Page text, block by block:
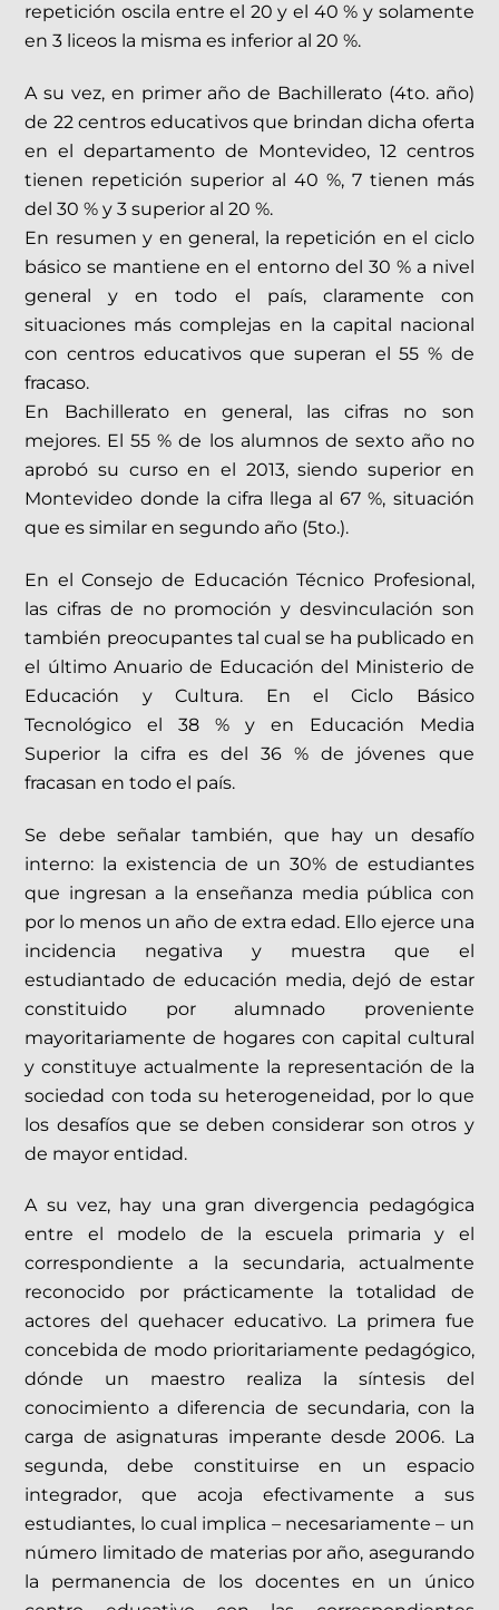
repetición oscila entre el 20 y el 40 % y solamente
en 3 liceos la misma es inferior al 20 %.
A su vez, en primer año de Bachillerato (4to. año)
de 22 centros educativos que brindan dicha oferta
en el departamento de Montevideo, 12 centros
tienen repetición superior al 40 %, 7 tienen más
del 30 % y 3 superior al 20 %.
En resumen y en general, la repetición en el ciclo
básico se mantiene en el entorno del 30 % a nivel
general y en todo el país, claramente con
situaciones más complejas en la capital nacional
con centros educativos que superan el 55 % de
fracaso.
En Bachillerato en general, las cifras no son
mejores. El 55 % de los alumnos de sexto año no
aprobó su curso en el 2013, siendo superior en
Montevideo donde la cifra llega al 67 %, situación
que es similar en segundo año (5to.).
En el Consejo de Educación Técnico Profesional,
las cifras de no promoción y desvinculación son
también preocupantes tal cual se ha publicado en
el último Anuario de Educación del Ministerio de
Educación y Cultura. En el Ciclo Básico
Tecnológico el 38 % y en Educación Media
Superior la cifra es del 36 % de jóvenes que
fracasan en todo el país.
Se debe señalar también, que hay un desafío
interno: la existencia de un 30% de estudiantes
que ingresan a la enseñanza media pública con
por lo menos un año de extra edad. Ello ejerce una
incidencia negativa y muestra que el
estudiantado de educación media, dejó de estar
constituido por alumnado proveniente
mayoritariamente de hogares con capital cultural
y constituye actualmente la representación de la
sociedad con toda su heterogeneidad, por lo que
los desafíos que se deben considerar son otros y
de mayor entidad.
A su vez, hay una gran divergencia pedagógica
entre el modelo de la escuela primaria y el
correspondiente a la secundaria, actualmente
reconocido por prácticamente la totalidad de
actores del quehacer educativo. La primera fue
concebida de modo prioritariamente pedagógico,
dónde un maestro realiza la síntesis del
conocimiento a diferencia de secundaria, con la
carga de asignaturas imperante desde 2006. La
segunda, debe constituirse en un espacio
integrador, que acoja efectivamente a sus
estudiantes, lo cual implica – necesariamente – un
número limitado de materias por año, asegurando
la permanencia de los docentes en un único